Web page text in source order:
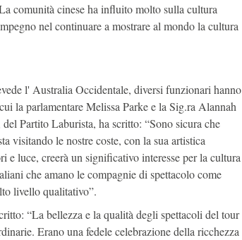
comunità cinese ha influito molto sulla cultura
nel continuare a mostrare al mondo la cultura
l' Australia Occidentale, diversi funzionari hanno
la parlamentare Melissa Parke e la Sig.ra Alannah
Partito Laburista, ha scritto: “Sono sicura che
visitando le nostre coste, con la sua artistica
e luce, creerà un significativo interesse per la cultura
che amano le compagnie di spettacolo come
livello qualitativo”.
“La bellezza e la qualità degli spettacoli del tour
Erano una fedele celebrazione della ricchezza